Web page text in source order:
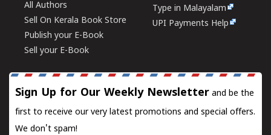
All Authors
Sell On Kerala Book Store
Publish your E-Book
Sell your E-Book
Type in Malayalam
UPI Payments Help
Sign Up for Our Weekly Newsletter and be the
first to receive our very latest promotions and special offers.
We don't spam!